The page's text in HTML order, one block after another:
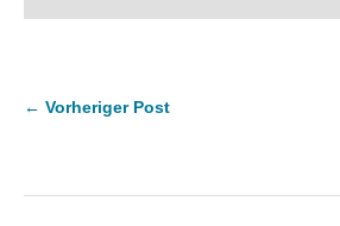
← Vorheriger Post